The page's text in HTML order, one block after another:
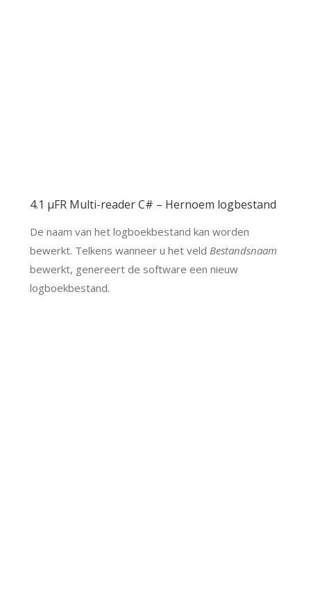
4.1 μFR Multi-reader C# – Hernoem logbestand
De naam van het logboekbestand kan worden
bewerkt. Telkens wanneer u het veldBestandsnaam
bewerkt, genereert de software een nieuw
logboekbestand.